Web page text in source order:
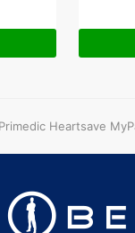
next
Primedic Heartsave